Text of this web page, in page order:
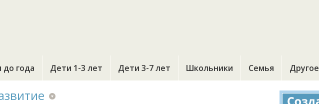
до года Дети 1-3 лет Дети 3-7 лет Школьники Семья Другое